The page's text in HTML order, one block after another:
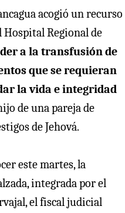
acogió un recurso
Regional de
a la transfusión de
que se requieran
la vida e integridad
de una pareja de
de Jehová.
este martes, la
integrada por el
el fiscal judicial